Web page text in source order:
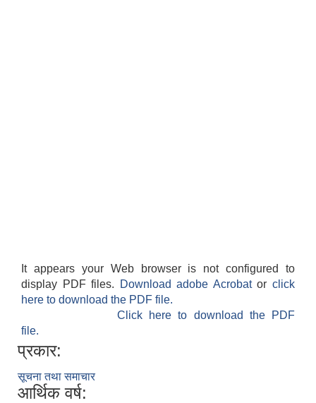
It appears your Web browser is not configured to
display PDF files.
Download adobe Acrobatorclick
here to download the PDF file.
Click here to download the PDF
file.
प्रकार:
सूचना तथा समाचार
आर्थिक वर्ष: